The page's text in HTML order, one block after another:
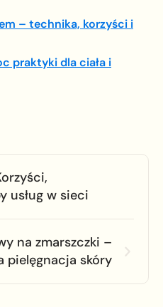
– technika, korzyści i
praktyki dla ciała i
usług w sieci
na zmarszczki –
pielęgnacja skóry